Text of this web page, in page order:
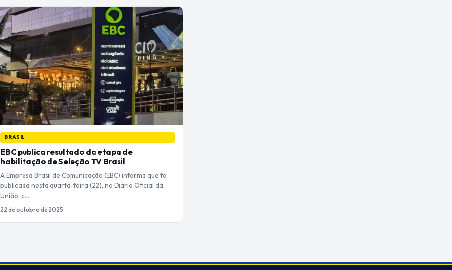
BRASIL
EBC publica resultado da etapa de
habilitação de Seleção TV Brasil
A Empresa Brasil de Comunicação (EBC) informa que foi
publicada nesta quarta-feira (22), no Diário Oficial da
União, a…
22 de outubro de 2025